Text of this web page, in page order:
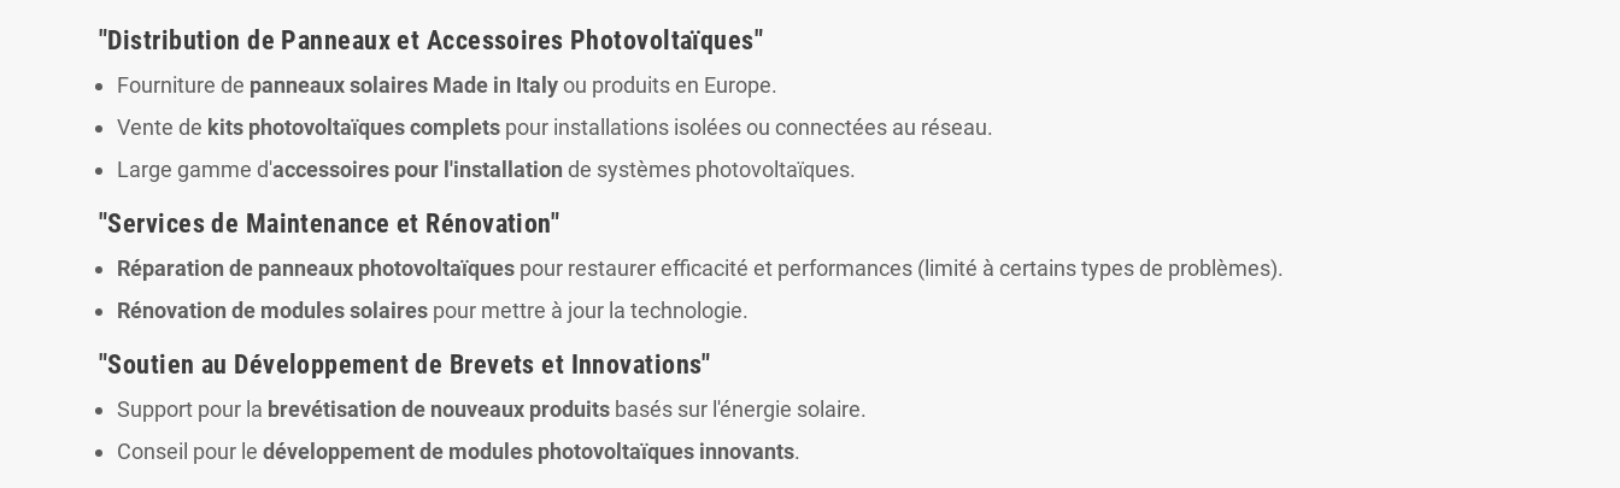
"Distribution de Panneaux et Accessoires Photovoltaïques"
Fourniture de panneaux solaires Made in Italyou produits en Europe.
Vente de kits photovoltaïques complets pour installations isolées ou connectées au réseau.
Large gamme d'accessoires pour l'installation de systèmes photovoltaïques.
"Services de Maintenance et Rénovation"
Réparation de panneaux photovoltaïques pour restaurer efficacité et performances (limité à certains types de problèmes).
Rénovation de modules solaires pour mettre à jour la technologie.
"Soutien au Développement de Brevets et Innovations"
Support pour la brevétisation de nouveaux produits basés sur l'énergie solaire.
Conseil pour le développement de modules photovoltaïques innovants.